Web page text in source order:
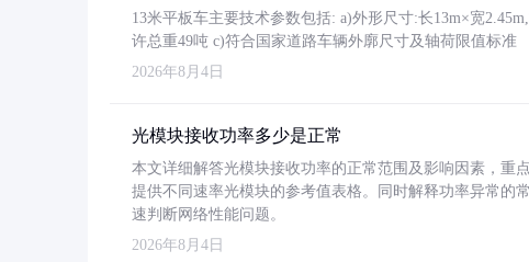
13米平板车主要技术参数包括: a)外形尺寸:长13m×宽
许总重49吨 c)符合国家道路车辆外廓尺寸及轴荷限值标准
2026年8月4日
光模块接收功率多少是正常
本文详细解答光模块接收功率的正常范围及影响因素，重
提供不同速率光模块的参考值表格。同时解释功率异常的
速判断网络性能问题。
2026年8月4日